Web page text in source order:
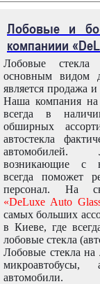
Лобовые и
компаниии
Лобовые
основным видом
является продажа и
Наша компания на
всегда в
обширных
автостекла
возникающие с
всегда поможет
персонал. На
«DeLuxe Auto
самых больших
в Киеве, где
лобовые стекла
Лобовые стекла на
микроавтобусы,
автомобили.